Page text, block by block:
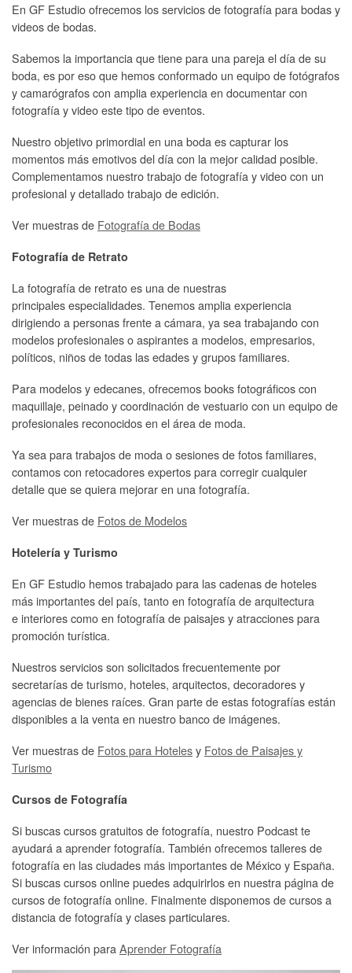
En GF Estudio ofrecemos los servicios de fotografía para bodas y
videos de bodas.
Sabemos la importancia que tiene para una pareja el día de su
boda, es por eso que hemos conformado un equipo de fotógrafos
y camarógrafos con amplia experiencia en documentar con
fotografía y video este tipo de eventos.
Nuestro objetivo primordial en una boda es capturar los
momentos más emotivos del día con la mejor calidad posible.
Complementamos nuestro trabajo de fotografía y video con un
profesional y detallado trabajo de edición.
Ver muestras de Fotografía de Bodas
Fotografía de Retrato
La fotografía de retrato es una de nuestras
principales especialidades. Tenemos amplia experiencia
dirigiendo a personas frente a cámara, ya sea trabajando con
modelos profesionales o aspirantes a modelos, empresarios,
políticos, niños de todas las edades y grupos familiares.
Para modelos y edecanes, ofrecemos books fotográficos con
maquillaje, peinado y coordinación de vestuario con un equipo de
profesionales reconocidos en el área de moda.
Ya sea para trabajos de moda o sesiones de fotos familiares,
contamos con retocadores expertos para corregir cualquier
detalle que se quiera mejorar en una fotografía.
Ver muestras de Fotos de Modelos
Hotelería y Turismo
En GF Estudio hemos trabajado para las cadenas de hoteles
más importantes del país, tanto en fotografía de arquitectura
e interiores como en fotografía de paisajes y atracciones para
promoción turística.
Nuestros servicios son solicitados frecuentemente por
secretarías de turismo, hoteles, arquitectos, decoradores y
agencias de bienes raíces. Gran parte de estas fotografías están
disponibles a la venta en nuestro banco de imágenes.
Ver muestras de Fotos para Hotelesy Fotos de Paisajes y
Turismo
Cursos de Fotografía
Si buscas cursos gratuitos de fotografía, nuestro Podcast te
ayudará a aprender fotografía. También ofrecemos talleres de
fotografía en las ciudades más importantes de México y España.
Si buscas cursos online puedes adquirirlos en nuestra página de
cursos de fotografía online. Finalmente disponemos de cursos a
distancia de fotografía y clases particulares.
Ver información para Aprender Fotografía